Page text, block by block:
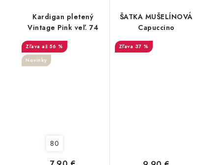
Kardigan pletený
Vintage Pink veľ. 74
až 56 %
Novinky
80
ŠATKA MUŠELÍNOVÁ
Capuccino
37 %